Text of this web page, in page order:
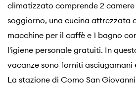
climatizzato comprende 2
soggiorno, una cucina attrezzata
macchine per il caffè e 1 bagno
l'igiene personale gratuiti. In
vacanze sono forniti asciugamani
La stazione di Como San